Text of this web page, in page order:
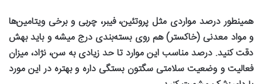
همینطور درصد مواردی مثل پروتئین، فیبر، چربی و برخی ویتامین‌ها
و مواد معدنی (خاکستر) هم روی بسته‌بندی درج میشه و باید بهش
دقت کنید. درصد مناسب این موارد تا حد زیادی به سن، نژاد، میزان
فعالیت و وضعیت سلامتی سگتون بستگی داره و بهتره در این مورد